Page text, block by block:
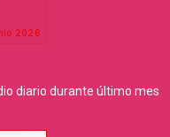
diario durante último mes